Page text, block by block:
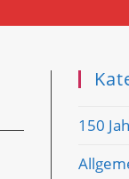
150